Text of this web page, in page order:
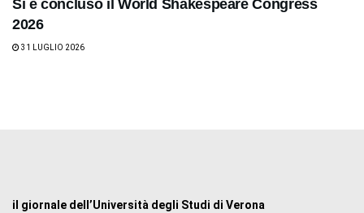
Si è concluso il World Shakespeare Congress
2026
31 LUGLIO 2026
il giornale dell’Università degli Studi di Verona